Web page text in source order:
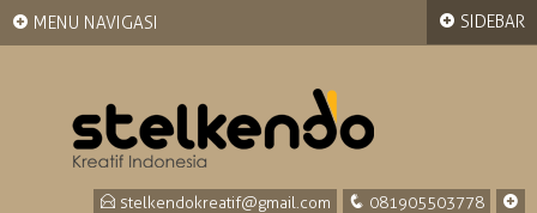
+ MENU NAVIGASI
+
q 081905503778
E stelkendokreatif@gmail.com
+ SIDEBAR